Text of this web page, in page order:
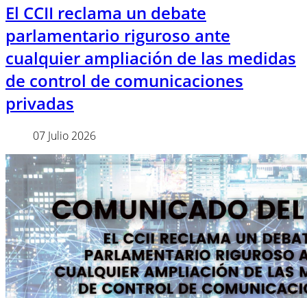
El CCII reclama un debate
parlamentario riguroso ante
cualquier ampliación de las medidas
de control de comunicaciones
privadas
07 Julio 2026